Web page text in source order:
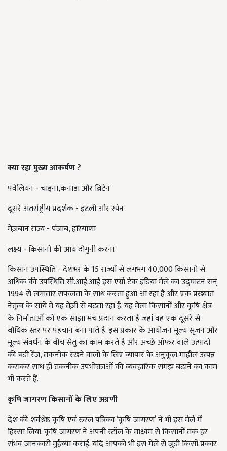
क्या रहा मुख्य आकर्षण?
पवेलियन - चाइना,कनाडा और ब्रिटेन
दूसरे अंतर्राष्ट्रीय प्रदर्शक - इटली और स्पेन
मेज़बान राज्य - पंजाब, हरियाणा
लक्ष्य - किसानों की आय दोगुनी करना
किसान उपस्थिति - देशभर के 15 राज्यों से लगभग 40,000 किसानो से
अधिक की उपस्थिति सी.आई.आई इस एग्रो टेक इंडिया मेले का उद्घाटन सन्
1994 से लगातार सफलता के साथ करता हुआ आ रहा है और एक प्रख्यात
नेतृत्व के साये में यह तेज़ी से बढ़ता रहा है.यह मेला किसानों और कृषि क्षेत्र
के निर्माताओं को एक साझा मंच प्रदान करता है जहां वह एक दूसरे से
बौधिक स्तर पर पहचान बना पाते हैं.इस प्रकार के आयोजन मूल्य सृजन और
मूल्य संवर्धन के बीच सेतु का काम करते हैं और अच्छे ऑफर वाले उत्पादों
की बड़ी रेंज, तकनीक रखने वालों के लिए व्यापार के अनुकूल माहौल उत्पन्न
कराकर साथ ही तकनीक उपभोक्ताओं की व्यवहारिक समझ बढ़ाने का काम
भी करते हैं.
कृषि जागरण किसानों के लिए अग्रणी
देश की शर्वश्रेष्ठ कृषि एवं रुरल पत्रिका ‘कृषि जागरण’ने भी इस मेले में
हिस्सा लिया. कृषि जागरण ने अपनी स्टॉल के माध्यम से किसानों तक हर
संभव जानकारी मुहैय्या कराई. यदि आपको भी इस मेले से जुड़ी किसी प्रकार